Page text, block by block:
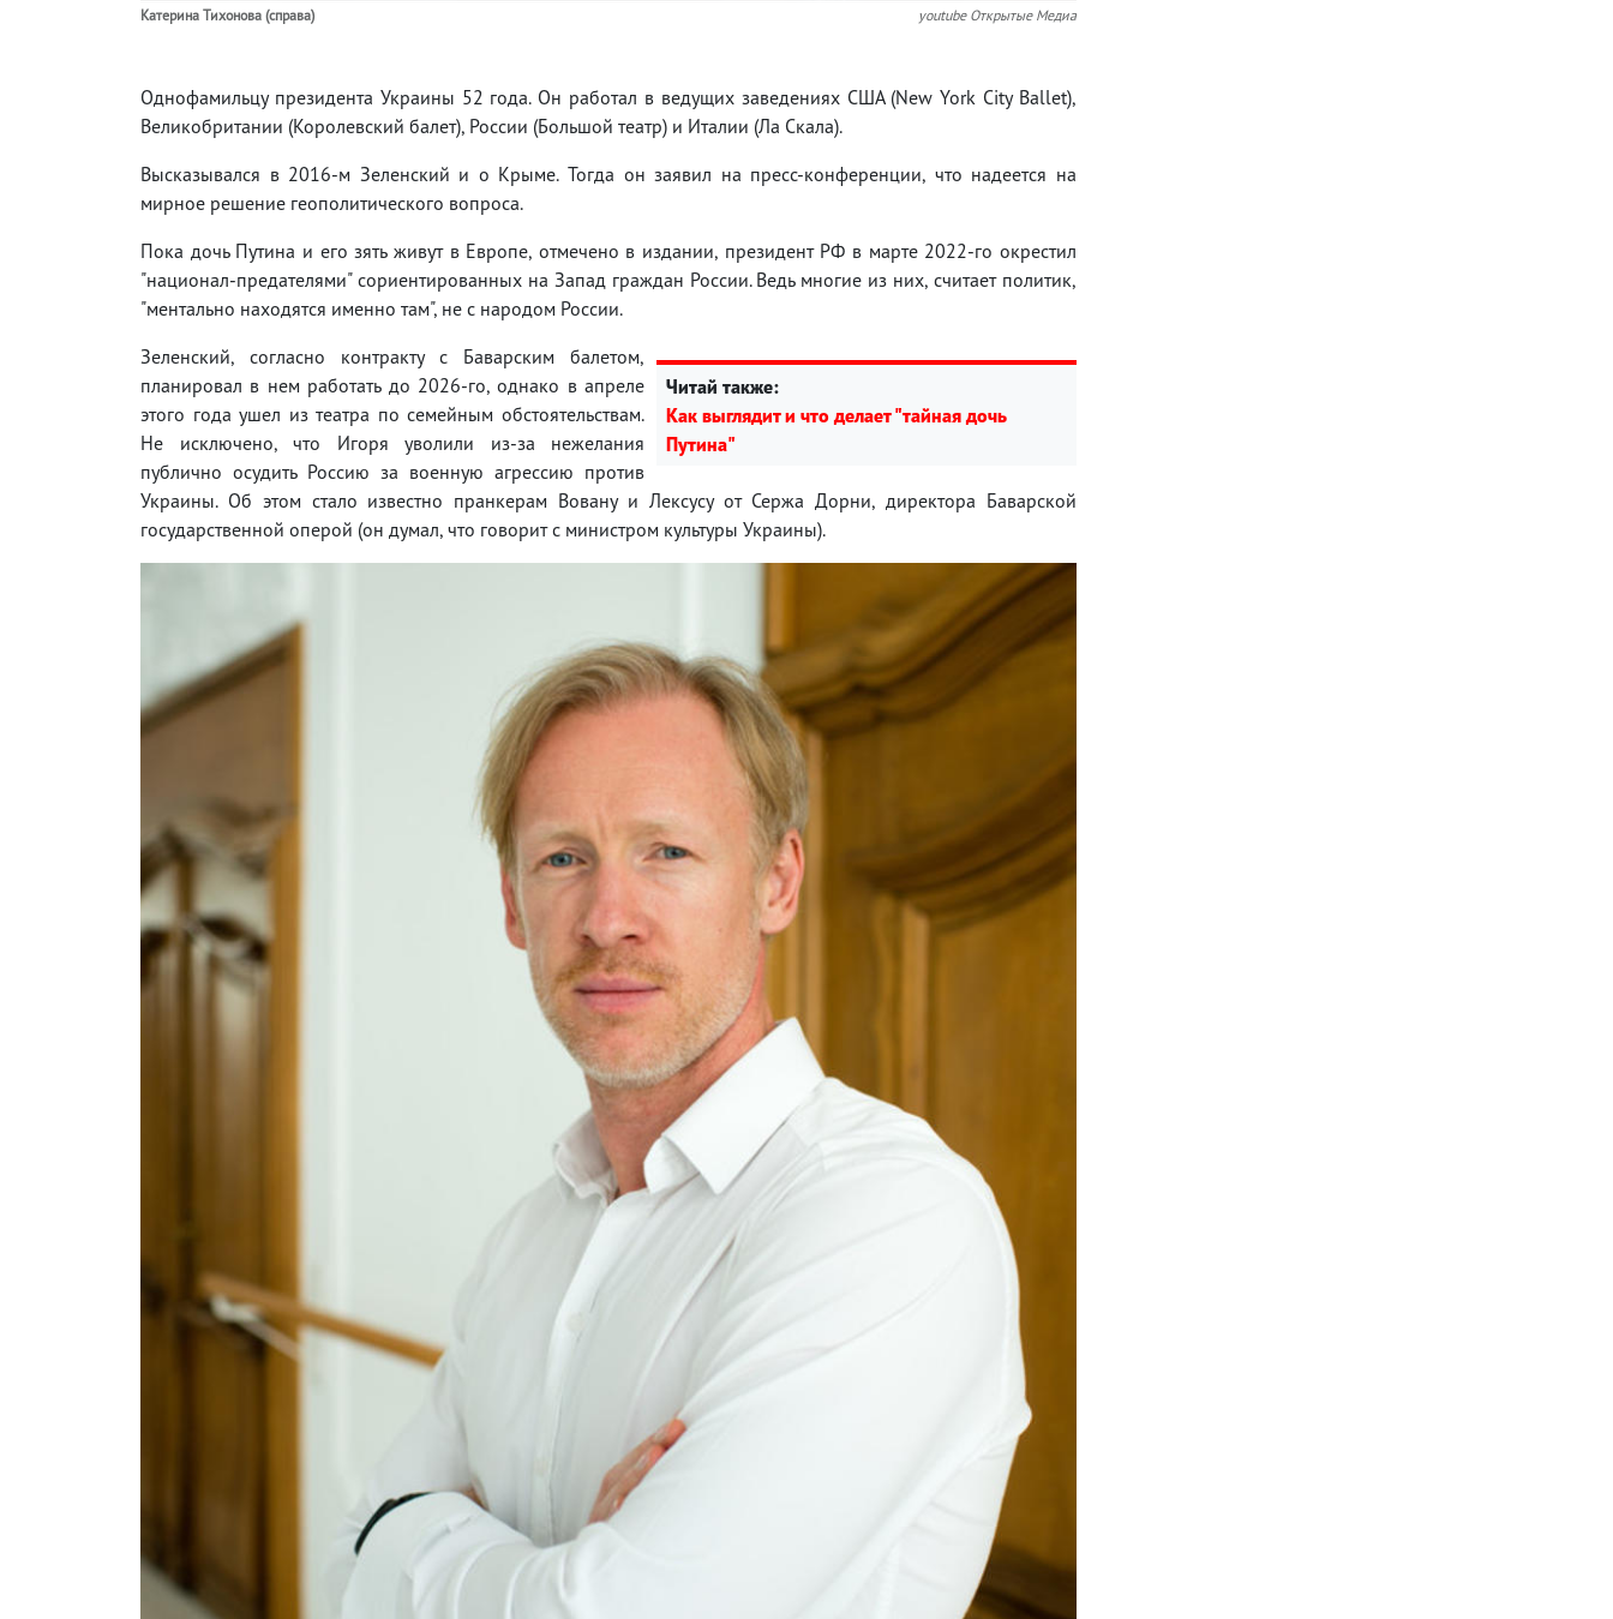
Катерина Тихонова (справа) youtube Открытые Медиа
Однофамильцу президента Украины 52 года. Он работал в ведущих заведениях США (New York City Ballet),
Великобритании (Королевский балет), России (Большой театр) и Италии (Ла Скала).
Высказывался в 2016-м Зеленский и о Крыме. Тогда он заявил на пресс-конференции, что надеется на
мирное решение геополитического вопроса.
Пока дочь Путина и его зять живут в Европе, отмечено в издании, президент РФ в марте 2022-го окрестил
"национал-предателями" сориентированных на Запад граждан России. Ведь многие из них, считает политик,
"ментально находятся именно там", не с народом России.
Читай также:
Как выглядит и что делает "тайная дочь
Путина"
Зеленский, согласно контракту с Баварским балетом,
планировал в нем работать до 2026-го, однако в апреле
этого года ушел из театра по семейным обстоятельствам.
Не исключено, что Игоря уволили из-за нежелания
публично осудить Россию за военную агрессию против
Украины. Об этом стало известно пранкерам Вовану и Лексусу от Сержа Дорни, директора Баварской
государственной оперой (он думал, что говорит с министром культуры Украины).